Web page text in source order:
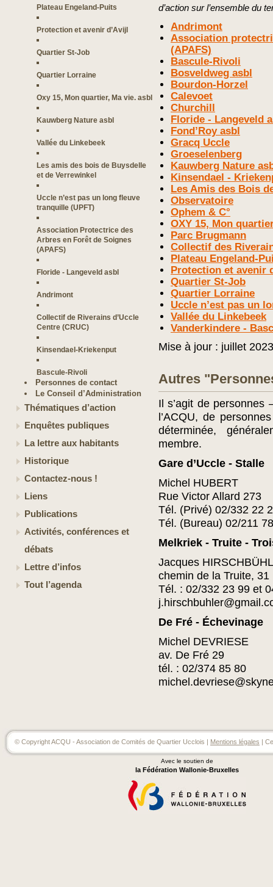
Plateau Engeland-Puits
Protection et avenir d’Avijl
Quartier St-Job
Quartier Lorraine
Oxy 15, Mon quartier, Ma vie. asbl
Kauwberg Nature asbl
Vallée du Linkebeek
Les amis des bois de Buysdelle
et de Verrewinkel
Uccle n’est pas un long fleuve
tranquille (UPFT)
Association Protectrice des
Arbres en Forêt de Soignes
(APAFS)
Floride - Langeveld asbl
Andrimont
Collectif de Riverains d’Uccle
Centre (CRUC)
Kinsendael-Kriekenput
Bascule-Rivoli
Personnes de contact
Le Conseil d’Administration
Thématiques d’action
Enquêtes publiques
La lettre aux habitants
Historique
Contactez-nous !
Liens
Publications
Activités, conférences et
débats
Lettre d’infos
Tout l’agenda
d’action sur l’ensemble du
Andrimont
Association
(APAFS)
Bascule-Rivoli
Bosveldweg asbl
Bourdon-Horzel
Calevoet
Churchill
Floride - Langeveld
Fond’Roy asbl
Gracq Uccle
Groeselenberg
Kauwberg Nature
Kinsendael -
Les Amis des Bois
Observatoire
Ophem & C°
OXY 15, Mon
Parc Brugmann
Collectif des
Plateau Engeland-
Protection et avenir
Quartier St-Job
Quartier Lorraine
Uccle n’est pas un
Vallée du Linkebeek
Vanderkindere -
Mise à jour : juillet 2023
Autres
Il s’agit de personnes
l’ACQU, de
déterminée,
membre.
Gare d’Uccle - Stalle
Michel HUBERT
Rue Victor Allard 273
Tél. (Privé) 02/332 22
Tél. (Bureau) 02/211
Melkriek - Truite -
Jacques
chemin de la Truite, 31
Tél. : 02/332 23 99 et
De Fré - Échevinage
Michel DEVRIESE
av. De Fré 29
tél. : 02/374 85 80
© Copyright ACQU - Association de Comités de Quartier Ucclois | Mentions légales |
Avec le soutien de
la Fédération Wallonie-Bruxelles